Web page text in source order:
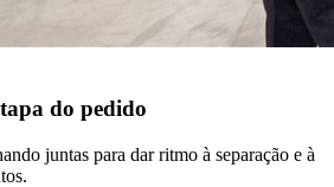
do pedido
juntas para dar ritmo à separação e à